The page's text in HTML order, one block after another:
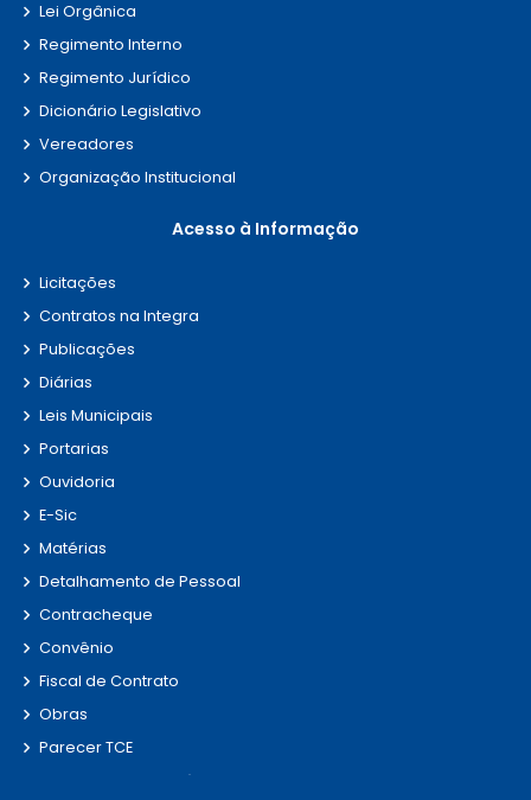
Segurança da informação Consiste
na adoção de medidas técnicas e
pessoais contra perda, acesso não
autorizado, alteração, destruição,
vazamento ou qualquer forma de
tratamento inadequado.
Lei Orgânica
Regimento Interno
Regimento Jurídico
Dicionário Legislativo
Vereadores
Organização Institucional
Acesso à Informação
Licitações
Contratos na Integra
Publicações
Diárias
Leis Municipais
Portarias
Ouvidoria
E-Sic
Matérias
Detalhamento de Pessoal
Contracheque
Convênio
Fiscal de Contrato
Obras
Parecer TCE
Radar da Transparência